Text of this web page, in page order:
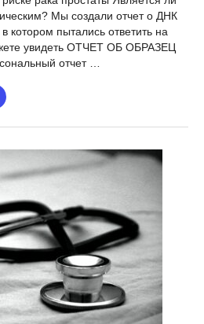
Мы создали отчет о ДНК
котором пытались ответить на
увидеть ОТЧЕТ ОБ ОБРАЗЕЦ
отчет …